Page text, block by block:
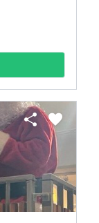
share favorite